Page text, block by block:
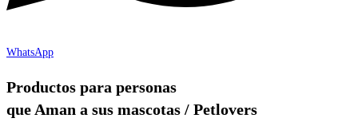
WhatsApp
Productos para personas
que Aman a sus mascotas / Petlovers